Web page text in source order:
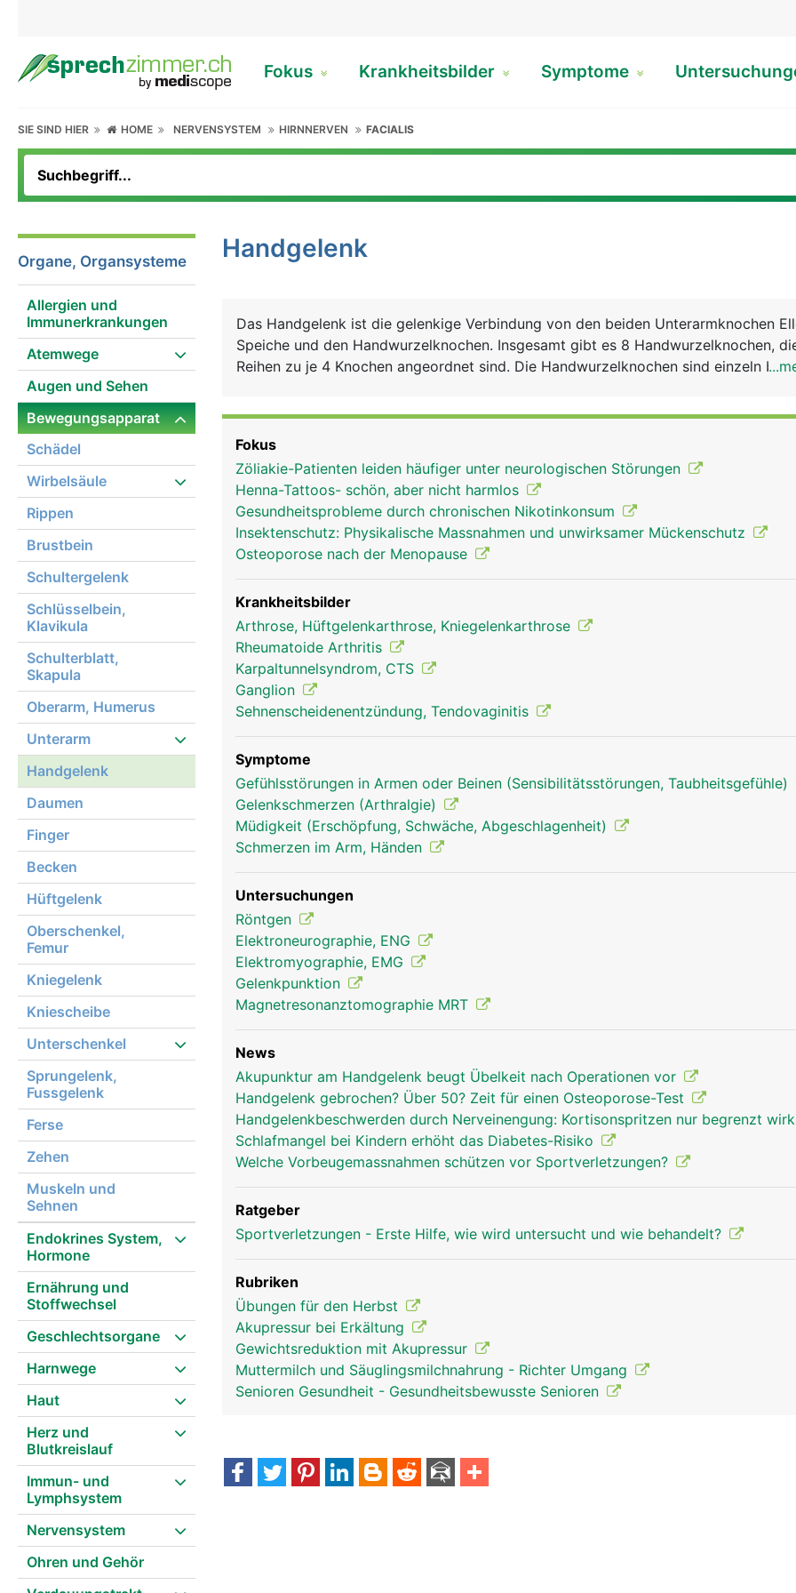
Fokus Krankheitsbilder Symptome
SIE SIND HIER HOME NERVENSYSTEM HIRNNERVEN FACIALIS
Organe, Organsysteme
Allergien und
Immunerkrankungen
Atemwege
Augen und Sehen
Bewegungsapparat
Schädel
Wirbelsäule
Rippen
Brustbein
Schultergelenk
Schlüsselbein,
Klavikula
Schulterblatt,
Skapula
Oberarm, Humerus
Unterarm
Handgelenk
Daumen
Finger
Becken
Hüftgelenk
Oberschenkel,
Femur
Kniegelenk
Kniescheibe
Unterschenkel
Sprungelenk,
Fussgelenk
Ferse
Zehen
Muskeln und
Sehnen
Endokrines System,
Hormone
Ernährung und
Stoffwechsel
Geschlechtsorgane
Harnwege
Haut
Herz und
Blutkreislauf
Immun- und
Lymphsystem
Nervensystem
Ohren und Gehör
Handgelenk
Das Handgelenk ist die gelenkige Verbindung von den beiden Unterarmknochen
Speiche und den Handwurzelknochen. Insgesamt gibt es 8 Handwurzelknochen,
Reihen zu je 4 Knochen angeordnet sind. Die Handwurzelknochen sind einzeln
Muskelsehnen der Unterarmmuskeln, mit denen die Finger bewegt werden.
Handgelenk Frau Handgelenk Mann
Fokus
Zöliakie-Patienten leiden häufiger unter neurologischen Störungen
Henna-Tattoos- schön, aber nicht harmlos
Gesundheitsprobleme durch chronischen Nikotinkonsum
Insektenschutz: Physikalische Massnahmen und unwirksamer Mückenschutz
Osteoporose nach der Menopause
Krankheitsbilder
Arthrose, Hüftgelenkarthrose, Kniegelenkarthrose
Rheumatoide Arthritis
Karpaltunnelsyndrom, CTS
Ganglion
Sehnenscheidenentzündung, Tendovaginitis
Symptome
Gefühlsstörungen in Armen oder Beinen (Sensibilitätsstörungen, Taubheitsgefühle)
Gelenkschmerzen (Arthralgie)
Müdigkeit (Erschöpfung, Schwäche, Abgeschlagenheit)
Schmerzen im Arm, Händen
Untersuchungen
Röntgen
Elektroneurographie, ENG
Elektromyographie, EMG
Gelenkpunktion
Magnetresonanztomographie MRT
News
Akupunktur am Handgelenk beugt Übelkeit nach Operationen vor
Handgelenk gebrochen? Über 50? Zeit für einen Osteoporose-Test
Handgelenkbeschwerden durch Nerveinengung: Kortisonspritzen nur begrenzt
Schlafmangel bei Kindern erhöht das Diabetes-Risiko
Welche Vorbeugemassnahmen schützen vor Sportverletzungen?
Ratgeber
Sportverletzungen - Erste Hilfe, wie wird untersucht und wie behandelt?
Rubriken
Übungen für den Herbst
Akupressur bei Erkältung
Gewichtsreduktion mit Akupressur
Muttermilch und Säuglingsmilchnahrung - Richter Umgang
Senioren Gesundheit - Gesundheitsbewusste Senioren